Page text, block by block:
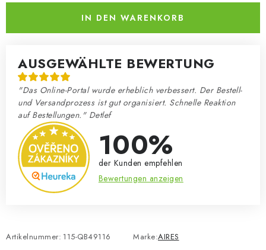
IN DEN WARENKORB
AUSGEWÄHLTE BEWERTUNG
"Das Online-Portal wurde erheblich verbessert. Der Bestell-
und Versandprozess ist gut organisiert. Schnelle Reaktion
auf Bestellungen." Detlef
100%
der Kunden empfehlen
Bewertungen anzeigen
Artikelnummer: 115-QB49116 Marke:AIRES